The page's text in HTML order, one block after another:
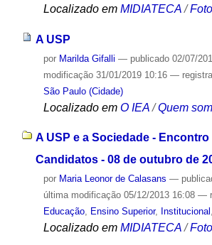
Localizado em MIDIATECA /
A USP
por Marilda Gifalli — publicado02/07/
modificação31/01/2019 10:16 —
São Paulo (Cidade)
Localizado em O IEA /Quem
A USP e a Sociedade -
Candidatos - 08 de outubro de
por Maria Leonor de Calasans —
última modificação05/12/2013 16:08 —
Educação, Ensino Superior, Institucional ,
Localizado em MIDIATECA /